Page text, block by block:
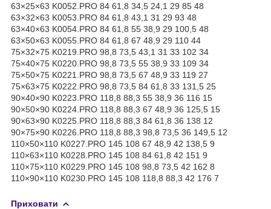
63×25×63 K0052.PRO 84 61,8 34,5 24,1 29 85 48
63×32×63 K0053.PRO 84 61,8 43,1 31 29 93 48
63×40×63 K0054.PRO 84 61,8 55 38,9 29 100,5 48
63×50×63 K0055.PRO 84 61,8 67 48,9 29 110 44
75×32×75 K0219.PRO 98,8 73,5 43,1 31 33 102 34
75×40×75 K0220.PRO 98,8 73,5 55 38,9 33 109 34
75×50×75 K0221.PRO 98,8 73,5 67 48,9 33 119 27
75×63×75 K0222.PRO 98,8 73,5 84 61,8 33 131,5 25
90×40×90 K0223.PRO 118,8 88,3 55 38,9 36 116 15
90×50×90 K0224.PRO 118,8 88,3 67 48,9 36 125,5 15
90×63×90 K0225.PRO 118,8 88,3 84 61,8 36 138 12
90×75×90 K0226.PRO 118,8 88,3 98,8 73,5 36 149,5 12
110×50×110 K0227.PRO 145 108 67 48,9 42 138,5 9
110×63×110 K0228.PRO 145 108 84 61,8 42 151 9
110×75×110 K0229.PRO 145 108 98,8 73,5 42 162 8
110×90×110 K0230.PRO 145 108 118,8 88,3 42 176 7
Приховати